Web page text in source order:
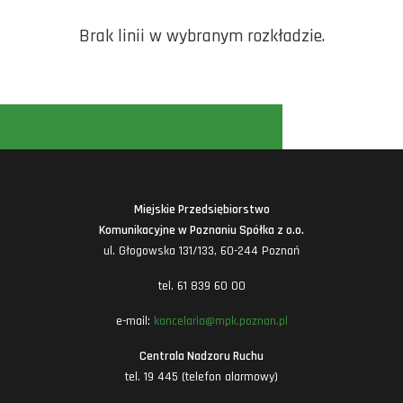
Brak linii w wybranym rozkładzie.
Miejskie Przedsiębiorstwo
Komunikacyjne w Poznaniu Spółka z o.o.
ul. Głogowska 131/133, 60-244 Poznań
tel. 61 839 60 00
e-mail: kancelaria@mpk.poznan.pl
Centrala Nadzoru Ruchu
tel. 19 445 (telefon alarmowy)